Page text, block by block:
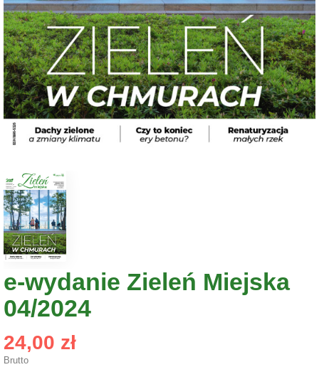
e-wydanie Zieleń Miejska
04/2024
24,00 zł
Brutto